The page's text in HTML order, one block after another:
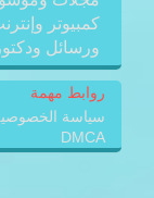
كمبيوتر
ورسائل
روابط مهمة
سياسة
DMCA